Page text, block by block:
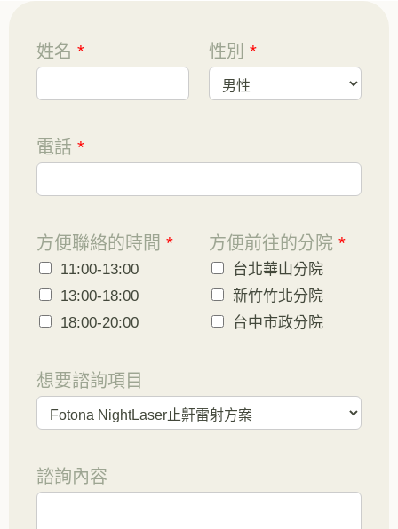
姓名 * 性別 *
電話 *
方便聯絡的時間 *
11:00-13:00
13:00-18:00
18:00-20:00
方便前往的分院 *
台北華山分院
新竹竹北分院
台中市政分院
想要諮詢項目
諮詢內容